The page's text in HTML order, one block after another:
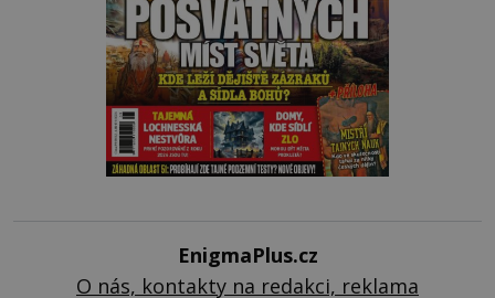
EnigmaPlus.cz
O nás, kontakty na redakci, reklama